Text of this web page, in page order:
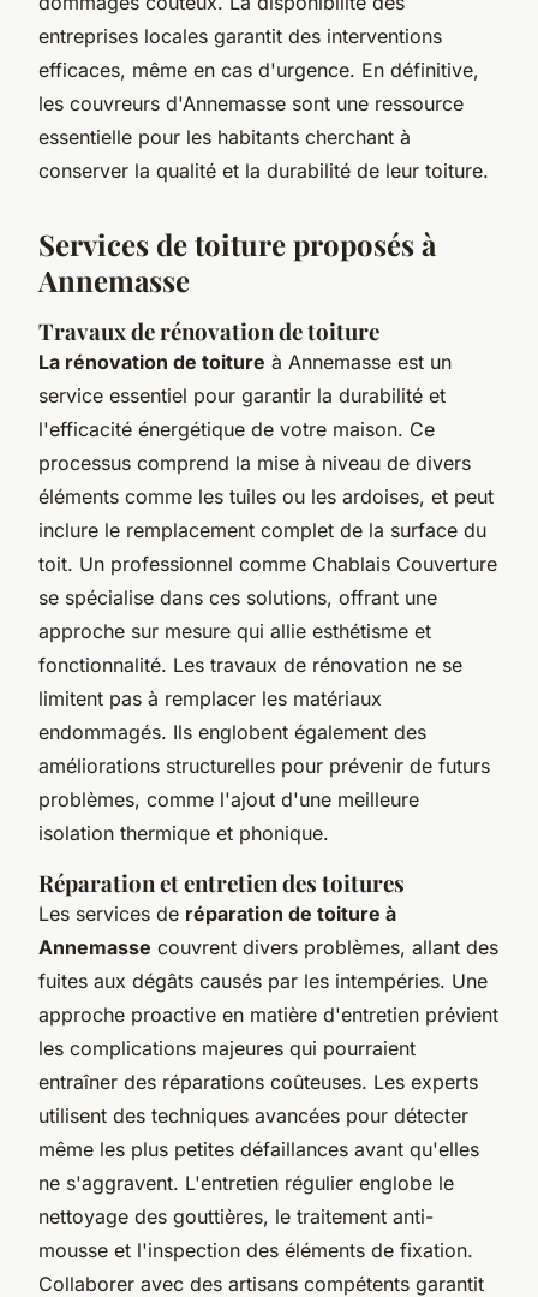
entreprises locales garantit des interventions
efficaces, même en cas d'urgence. En définitive,
les couvreurs d'Annemasse sont une ressource
essentielle pour les habitants cherchant à
conserver la qualité et la durabilité de leur toiture.
Services de toiture proposés à
Annemasse
Travaux de rénovation de toiture
La rénovation de toiture à Annemasse est un
service essentiel pour garantir la durabilité et
l'efficacité énergétique de votre maison. Ce
processus comprend la mise à niveau de divers
éléments comme les tuiles ou les ardoises, et peut
inclure le remplacement complet de la surface du
toit. Un professionnel comme Chablais Couverture
se spécialise dans ces solutions, offrant une
approche sur mesure qui allie esthétisme et
fonctionnalité. Les travaux de rénovation ne se
limitent pas à remplacer les matériaux
endommagés. Ils englobent également des
améliorations structurelles pour prévenir de futurs
problèmes, comme l'ajout d'une meilleure
isolation thermique et phonique.
Réparation et entretien des toitures
Les services de réparation de toiture à
Annemasse couvrent divers problèmes, allant des
fuites aux dégâts causés par les intempéries. Une
approche proactive en matière d'entretien prévient
les complications majeures qui pourraient
entraîner des réparations coûteuses. Les experts
utilisent des techniques avancées pour détecter
même les plus petites défaillances avant qu'elles
ne s'aggravent. L'entretien régulier englobe le
nettoyage des gouttières, le traitement anti-
mousse et l'inspection des éléments de fixation.
Collaborer avec des artisans compétents garantit